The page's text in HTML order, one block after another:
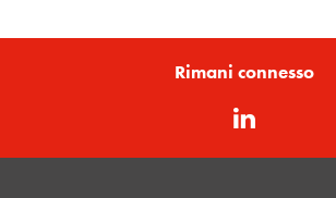
Rimani connesso